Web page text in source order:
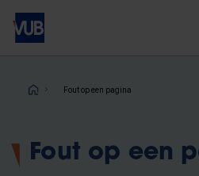
Overslaan
naar
inhoud
Fout op een pagina
Fout op een